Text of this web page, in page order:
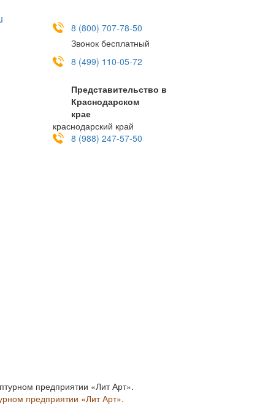
8 (800) 707-78-50
Звонок бесплатный
8 (499) 110-05-72
Представительство в
Краснодарском
крае
краснодарский край
8 (988) 247-57-50
предприятии «Лит Арт».